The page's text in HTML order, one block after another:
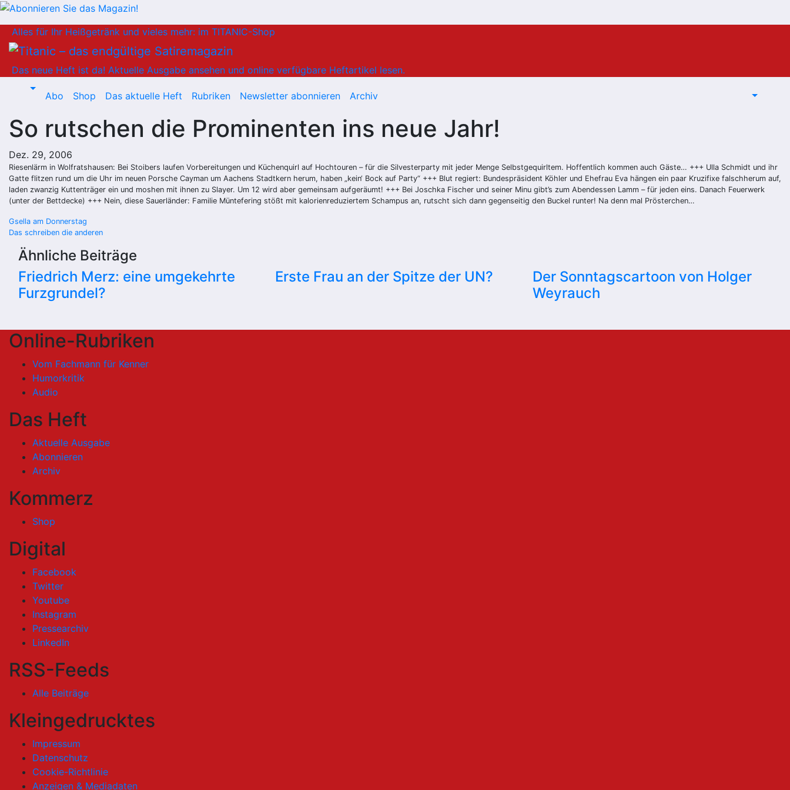
Inhalt
springen
Alles für Ihr Heißgetränk und vieles mehr: im TITANIC-Shop
Das neue Heft ist da! Aktuelle Ausgabe ansehen und online verfügbare Heftartikel lesen.
Abo Shop Das aktuelle Heft Rubriken Newsletter abonnieren Archiv
So rutschen die Prominenten ins neue Jahr!
Dez. 29, 2006
Riesenlärm in Wolfratshausen: Bei Stoibers laufen Vorbereitungen und Küchenquirl auf Hochtouren – für die Silvesterparty mit jeder Menge Selbstgequirltem. Hoffentlich kommen auch Gäste… +++ Ulla Schmidt und ihr
Gatte flitzen rund um die Uhr im neuen Porsche Cayman um Aachens Stadtkern herum, haben „kein‘ Bock auf Party“ +++ Blut regiert: Bundespräsident Köhler und Ehefrau Eva hängen ein paar Kruzifixe falschherum auf,
laden zwanzig Kuttenträger ein und moshen mit ihnen zu Slayer. Um 12 wird aber gemeinsam aufgeräumt! +++ Bei Joschka Fischer und seiner Minu gibt’s zum Abendessen Lamm – für jeden eins. Danach Feuerwerk
(unter der Bettdecke) +++ Nein, diese Sauerländer: Familie Müntefering stößt mit kalorienreduziertem Schampus an, rutscht sich dann gegenseitig den Buckel runter! Na denn mal Prösterchen…
Beitragsnavigation
Gsella am Donnerstag
Das schreiben die anderen
Ähnliche Beiträge
Friedrich Merz: eine umgekehrte
Furzgrundel?
Erste Frau an der Spitze der UN?
Der Sonntagscartoon von Holger
Weyrauch
Online-Rubriken
Vom Fachmann für Kenner
Humorkritik
Audio
Das Heft
Aktuelle Ausgabe
Abonnieren
Archiv
Kommerz
Shop
Digital
Facebook
Twitter
Youtube
Instagram
Pressearchiv
LinkedIn
RSS-Feeds
Alle Beiträge
Kleingedrucktes
Impressum
Datenschutz
Cookie-Richtlinie
Anzeigen & Mediadaten